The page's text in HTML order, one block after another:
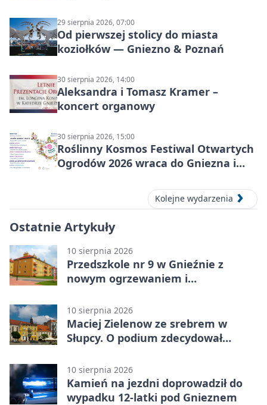
29 sierpnia 2026, 07:00
Od pierwszej stolicy do miasta
koziołków — Gniezno & Poznań
30 sierpnia 2026, 14:00
Aleksandra i Tomasz Kramer –
koncert organowy
30 sierpnia 2026, 15:00
Roślinny Kosmos Festiwal Otwartych
Ogrodów 2026 wraca do Gniezna i
Kolejne wydarzenia
Ostatnie Artykuły
10 sierpnia 2026
Przedszkole nr 9 w Gnieźnie z
nowym ogrzewaniem i
10 sierpnia 2026
Maciej Zielenow ze srebrem w
Słupcy. O podium zdecydował
10 sierpnia 2026
Kamień na jezdni doprowadził do
wypadku 12-latki pod Gnieznem